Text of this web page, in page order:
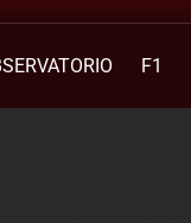
F1